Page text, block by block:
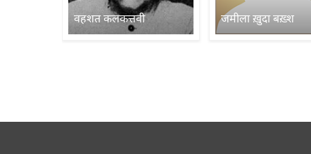
वहशत कलकत्तवी जमीला ख़ुदा बख़्श